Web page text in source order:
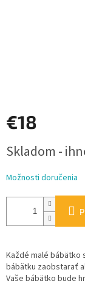
€18
cena:
Skladom -
Možnosti doručenia
Každé malé bábätko
bábätku zaobstarať
Vaše bábätko bude